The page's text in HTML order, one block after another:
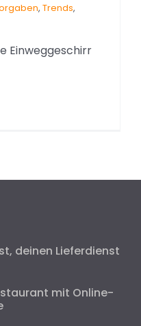
, Trends,
Einweggeschirr
deinen Lieferdienst
mit Online-